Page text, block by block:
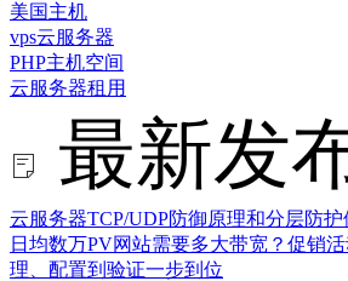
美国主机
vps云服务器
PHP主机空间
云服务器租用
最新发
云服务器TCP/UDP防御原理和分层防
日均数万PV网站需要多大带宽？促销
理、配置到验证一步到位